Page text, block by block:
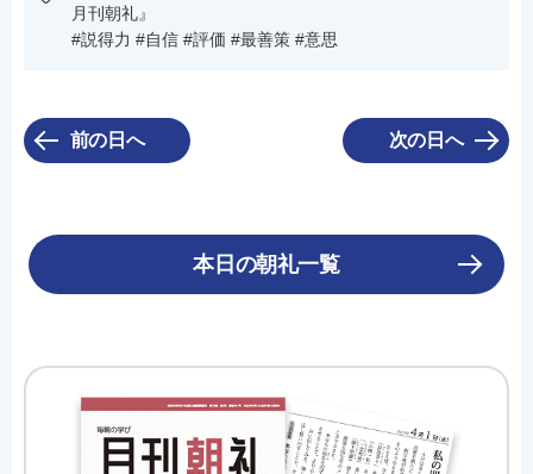
月刊朝礼』
#説得力 #自信 #評価 #最善策 #意思
前の日へ 次の日へ
本日の朝礼一覧